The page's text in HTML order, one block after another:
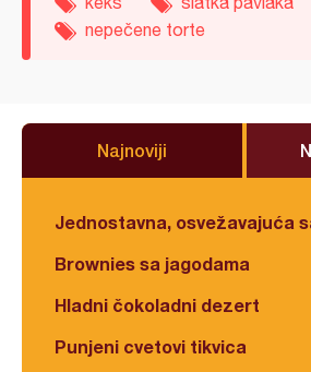
nepečene torte
Najnoviji
Jednostavna, osvežavajuća
Brownies sa jagodama
Hladni čokoladni dezert
Punjeni cvetovi tikvica